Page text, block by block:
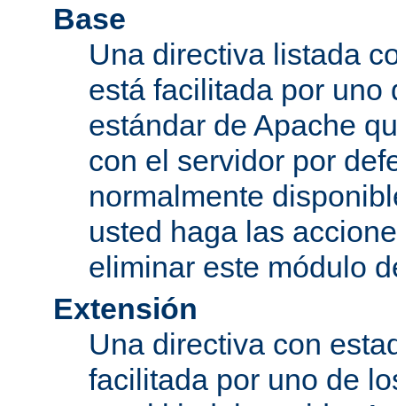
Base
Una directiva listada
está facilitada por uno
estándar de Apache
con el servidor por
normalmente
usted haga las
eliminar este módulo
Extensión
Una directiva con
facilitada por uno de